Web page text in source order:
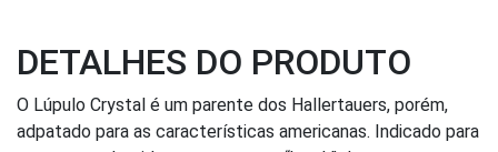
DETALHES DO PRODUTO
O Lúpulo Crystal é um parente dos Hallertauers, porém,
adpatado para as características americanas. Indicado para